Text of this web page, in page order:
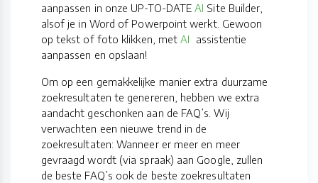
aanpassen in onze UP-TO-DATEAI Site Builder,
alsof je in Word of Powerpoint werkt. Gewoon
op tekst of foto klikken, metAI assistentie
aanpassen en opslaan!
Om op een gemakkelijke manier extra duurzame
zoekresultaten te genereren, hebben we extra
aandacht geschonken aan de FAQ’s. Wij
verwachten een nieuwe trend in de
zoekresultaten: Wanneer er meer en meer
gevraagd wordt (via spraak) aan Google, zullen
de beste FAQ’s ook de beste zoekresultaten